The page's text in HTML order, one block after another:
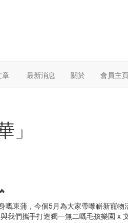
章 最新消息 關於 會員主
」
東蒲，今個5月為大家帶嚟嶄新寵物
我們攜手打造獨一無二嘅毛孩樂園 x